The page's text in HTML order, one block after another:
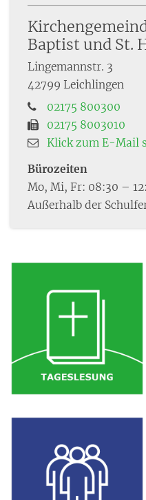
Baptist und St.
Lingemannstr. 3
42799 Leichlingen
02175 800300
02175 8003010
Klick zum E-Mail
Bürozeiten
Mo, Mi, Fr: 08:30 –
Außerhalb der